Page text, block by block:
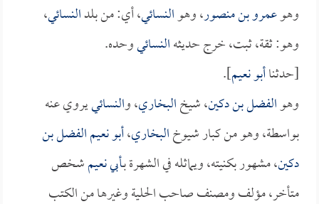
وهوعمرو بن منصور، وهوالنسائي، أي: من بلدالنسائي،
وهو: ثقة، ثبت، خرج حديثهالنسائيوحده.
[حدثناأبو نعيم].
وهوالفضل بن دكين، شيخالبخاري، والنسائييروي عنه
بواسطة، وهو من كبار شيوخالبخاري،أبو نعيم الفضل بن
دكين، مشهور بكنيته، ويماثله في الشهرة بـأبي نعيمشخص
متأخر، مؤلف ومصنف صاحب الحلية وغيرها من الكتب